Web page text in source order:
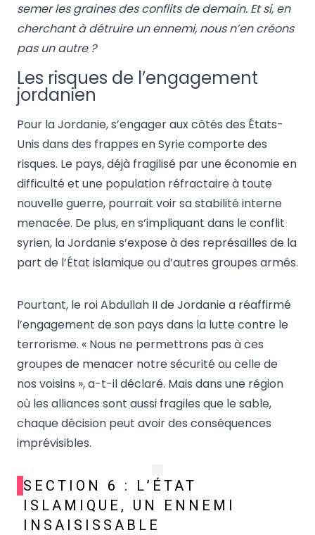
semer les graines des conflits de demain. Et si, en
cherchant à détruire un ennemi, nous n’en créons
pas un autre ?
Les risques de l’engagement
jordanien
Pour la Jordanie, s’engager aux côtés des États-
Unis dans des frappes en Syrie comporte des
risques. Le pays, déjà fragilisé par une économie en
difficulté et une population réfractaire à toute
nouvelle guerre, pourrait voir sa stabilité interne
menacée. De plus, en s’impliquant dans le conflit
syrien, la Jordanie s’expose à des représailles de la
part de l’État islamique ou d’autres groupes armés.
Pourtant, le roi Abdullah II de Jordanie a réaffirmé
l’engagement de son pays dans la lutte contre le
terrorisme. « Nous ne permettrons pas à ces
groupes de menacer notre sécurité ou celle de
nos voisins », a-t-il déclaré. Mais dans une région
où les alliances sont aussi fragiles que le sable,
chaque décision peut avoir des conséquences
imprévisibles.
SECTION 6 : L’ÉTAT
ISLAMIQUE, UN ENNEMI
INSAISISSABLE